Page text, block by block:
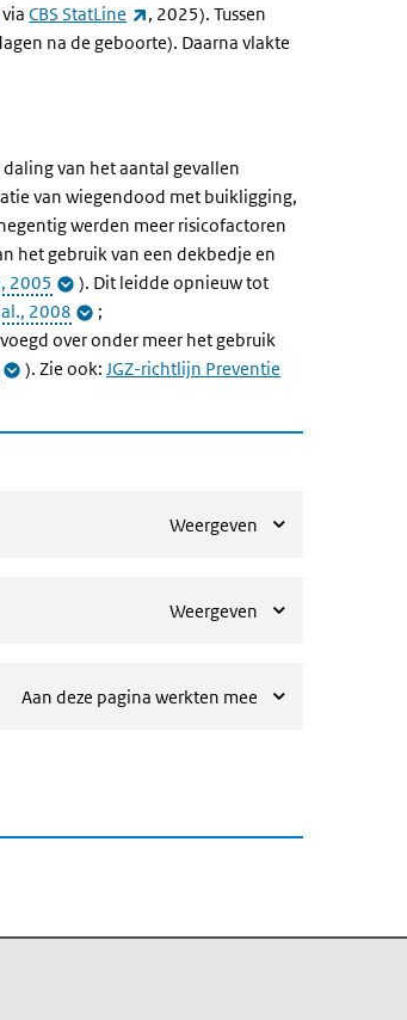
(externe link)
viaCBS StatLine (externe link)
, 2025). Tussen
na de geboorte). Daarna vlakte
van het aantal gevallen
van wiegendood met buikligging,
werden meer risicofactoren
het gebruik van een dekbedje en
2005
). Dit leidde opnieuw tot
2008
;
over onder meer het gebruik
). Zie ook: JGZ-richtlijn Preventie
Weergeven
Weergeven
Aan deze pagina werkten mee